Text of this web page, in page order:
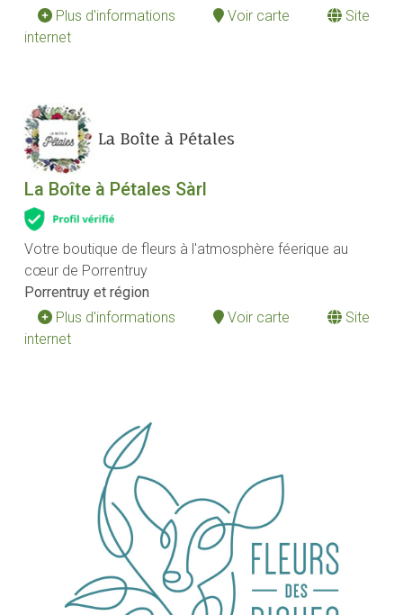
Plus d'informations
Voir carte
Site
internet
La Boîte à Pétales Sàrl
Votre boutique de fleurs à l'atmosphère féerique au
cœur de Porrentruy
Porrentruy et région
Plus d'informations
Voir carte
Site
internet